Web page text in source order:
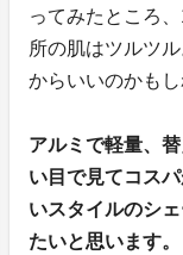
ってみたところ
所の肌はツルツ
からいいのかもし
アルミで軽量、
い目で見てコス
いスタイルのシ
たいと思います。